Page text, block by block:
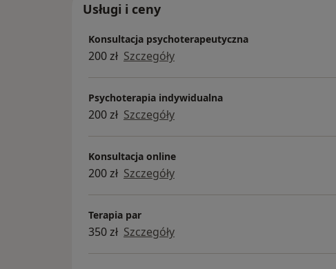
Usługi i ceny
Konsultacja psychoterapeutyczna
200 zł Szczegóły
Psychoterapia indywidualna
200 zł Szczegóły
Konsultacja online
200 zł Szczegóły
Terapia par
350 zł Szczegóły